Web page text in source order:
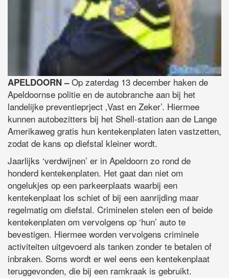
APELDOORN –Op zaterdag 13 december haken de
Apeldoornse politie en de autobranche aan bij het
landelijke preventieprject ‚Vast en Zeker’. Hiermee
kunnen autobezitters bij het Shell-station aan de Lange
Amerikaweg gratis hun kentekenplaten laten vastzetten,
zodat de kans op diefstal kleiner wordt.
Jaarlijks ‘verdwijnen’ er in Apeldoorn zo rond de
honderd kentekenplaten. Het gaat dan niet om
ongelukjes op een parkeerplaats waarbij een
kentekenplaat los schiet of bij een aanrijding maar
regelmatig om diefstal. Criminelen stelen een of beide
kentekenplaten om vervolgens op ‘hun’ auto te
bevestigen. Hiermee worden vervolgens criminele
activiteiten uitgevoerd als tanken zonder te betalen of
inbraken. Soms wordt er wel eens een kentekenplaat
teruggevonden, die bij een ramkraak is gebruikt.